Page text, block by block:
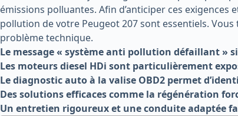
émissions polluantes. Afin d’anticiper ces
pollution de votre Peugeot 207 sont essentiels.
problème technique.
Le message « système anti pollution défaillant »
Les moteurs diesel HDi sont particulièrement
Le diagnostic auto à la valise OBD2 permet
Des solutions efficaces comme la régénération
Un entretien rigoureux et une conduite adaptée